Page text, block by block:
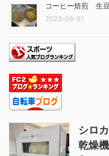
コーヒー焙煎 生
2023-06-01
シロ
乾燥